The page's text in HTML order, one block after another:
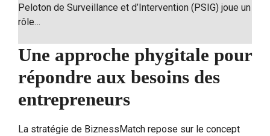
Peloton de Surveillance et d’Intervention (PSIG) joue un
rôle…
Une approche phygitale pour
répondre aux besoins des
entrepreneurs
La stratégie de BiznessMatch repose sur le concept